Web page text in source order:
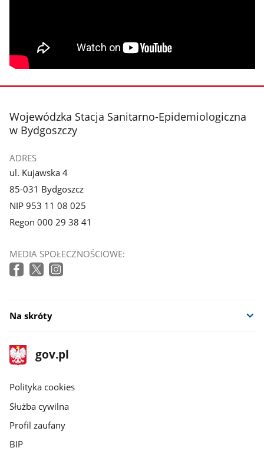
stopka
Wojewódzka Stacja Sanitarno-Epidemiologiczna
w Bydgoszczy
ADRES
ul. Kujawska 4
85-031 Bydgoszcz
NIP 953 11 08 025
Regon 000 29 38 41
MEDIA SPOŁECZNOŚCIOWE:
Na skróty
stopka
gov.pl
Strona
gov.pl
gov.pl
Polityka cookies
Służba cywilna
Profil zaufany
BIP